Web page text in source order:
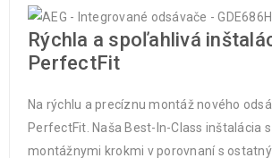
Rýchla a spoľahlivá
PerfectFit
Na rýchlu a precíznu montáž nového
PerfectFit. Naša Best-In-Class inštalácia
montážnymi krokmi v porovnaní s